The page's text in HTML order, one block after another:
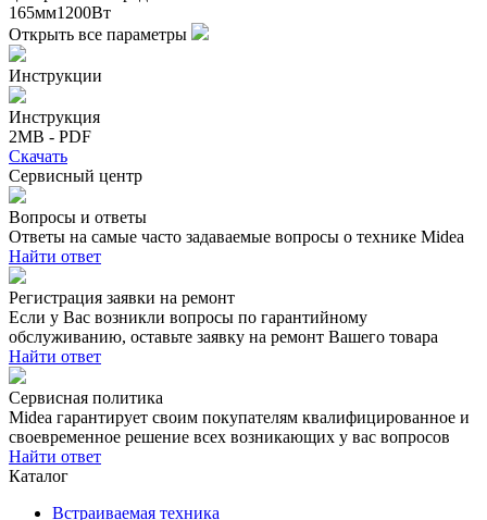
165мм1200Вт
Открыть все параметры
Инструкции
Инструкция
2MB - PDF
Скачать
Сервисный центр
Вопросы и ответы
Ответы на самые часто задаваемые вопросы о технике Midea
Найти ответ
Регистрация заявки на ремонт
Если у Вас возникли вопросы по гарантийному
обслуживанию, оставьте заявку на ремонт Вашего товара
Найти ответ
Сервисная политика
Midea гарантирует своим покупателям квалифицированное и
своевременное решение всех возникающих у вас вопросов
Найти ответ
Каталог
Встраиваемая техника